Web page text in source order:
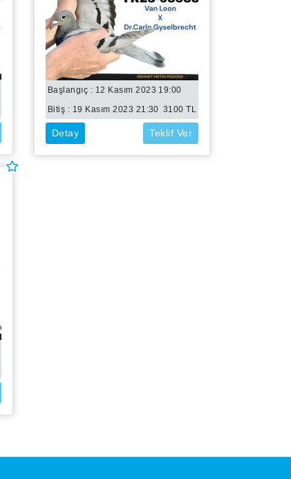
Başlangıç : 12 Kasım 2023 19:00
Bitiş : 19 Kasım 2023 21:30 3100TL
Detay Teklif Ver